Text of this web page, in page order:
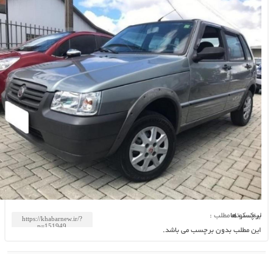
کوتاه مطلب :
ها
مطلب بدون برچسب می باشد.